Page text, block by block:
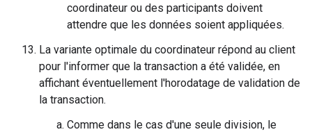
coordinateur ou des participants doivent
attendre que les données soient appliquées.
La variante optimale du coordinateur répond au client
pour l'informer que la transaction a été validée, en
affichant éventuellement l'horodatage de validation de
la transaction.
Comme dans le cas d'une seule division, le